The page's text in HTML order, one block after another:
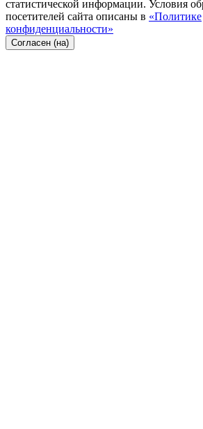
статистической информации. Условия
посетителей сайта описаны в «Политике
конфиденциальности»
Согласен (на)